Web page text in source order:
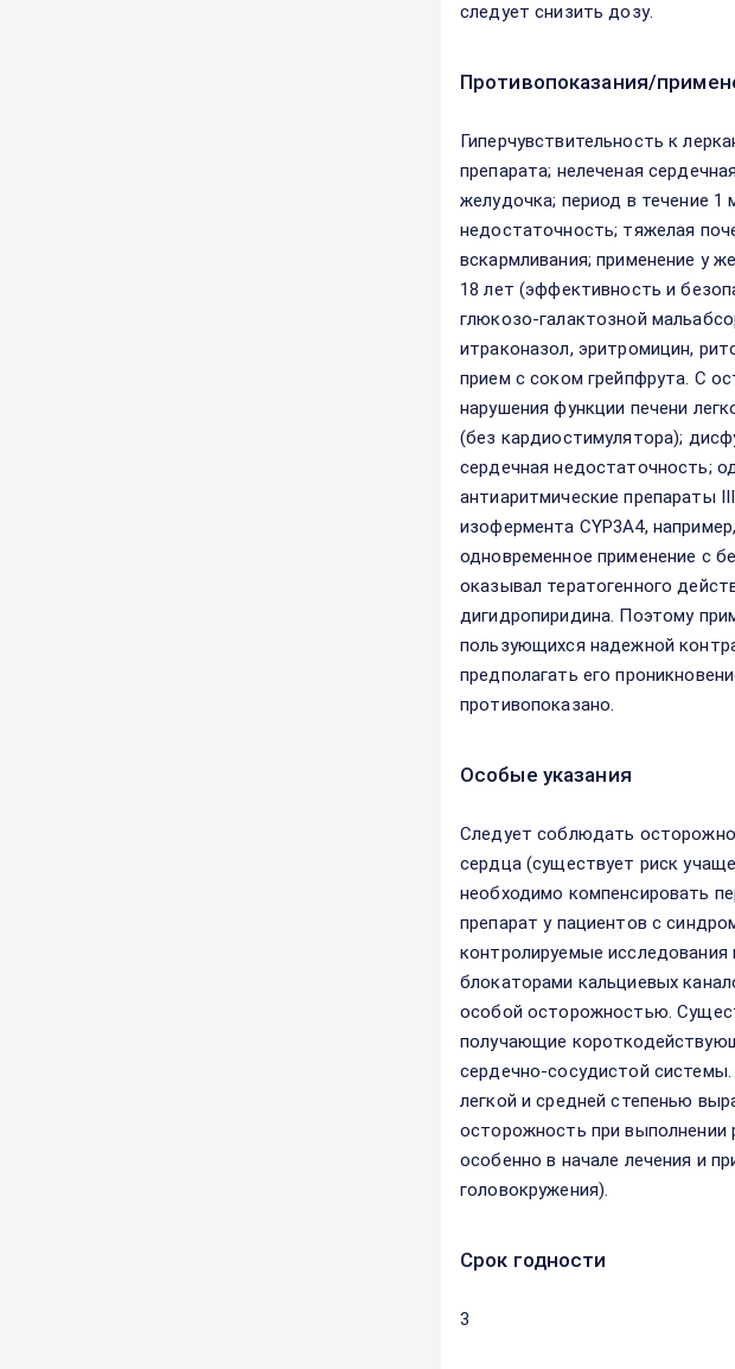
следует снизить дозу.
Противопоказания/
Гиперчувствительность к
препарата; нелеченая
желудочка; период в течение 1
недостаточность; тяжелая
вскармливания; применение у
18 лет (эффективность и
глюкозо-галактозной
итраконазол, эритромицин,
прием с соком грейпфрута. С
нарушения функции печени
(без кардиостимулятора);
сердечная недостаточность;
антиаритмические препараты
изофермента CYP3A4,
одновременное применение с
оказывал тератогенного
дигидропиридина. Поэтому
пользующихся надежной
предполагать его
противопоказано.
Особые указания
Следует соблюдать
сердца (существует риск
необходимо компенсировать
препарат у пациентов с
контролируемые
блокаторами кальциевых
особой осторожностью.
получающие
сердечно-сосудистой
легкой и средней степенью
осторожность при выполнении
особенно в начале лечения и
головокружения).
Срок годности
3